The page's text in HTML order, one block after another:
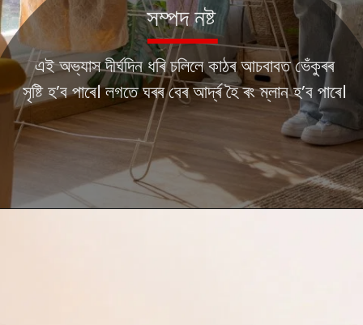
এই অভ্যাস দীৰ্ঘদিন ধৰি চলিলে কাঠৰ আচবাবত ভেঁকুৰৰ
সৃষ্টি হ’ব পাৰে। লগতে ঘৰৰ বেৰ আৰ্দ্ৰ হৈ ৰং ম্লান হ’ব পাৰে।
সম্পদ নষ্ট